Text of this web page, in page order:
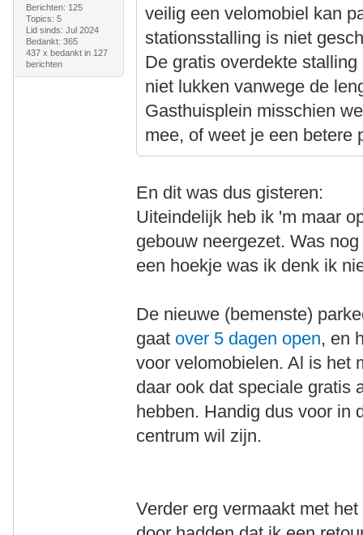
Berichten: 125
Topics: 5
Lid sinds: Jul 2024
Bedankt: 365
437 x bedankt in 127
berichten
veilig een velomobiel kan
stationsstalling is niet
De gratis overdekte
niet lukken vanwege de
Gasthuisplein misschien
mee, of weet je een betere
En dit was dus gisteren:
Uiteindelijk heb ik 'm maar
gebouw neergezet. Was
een hoekje was ik denk ik
De nieuwe (bemenste)
gaat over 5 dagen open, en
voor velomobielen. Al is het
daar ook dat speciale gratis
hebben. Handig dus voor in
centrum wil zijn.
Verder erg vermaakt met